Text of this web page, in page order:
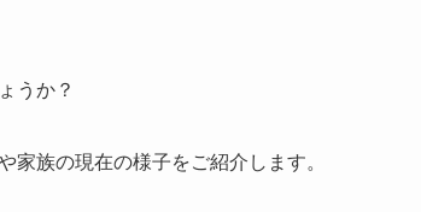
うか？
族の現在の様子をご紹介します。